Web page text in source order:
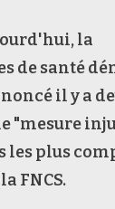
la
de santé
il y a
"mesure
les plus
FNCS.